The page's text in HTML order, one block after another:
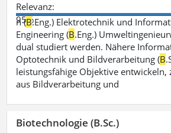
Relevanz:
95%
n (B.Eng.) Elektrotechnik und
Engineering (B.Eng.)
dual studiert werden. Nähere
Optotechnik und Bildverarbeitung (B
leistungsfähige Objektive entwickeln,
aus Bildverarbeitung und
Biotechnologie (B.Sc.)